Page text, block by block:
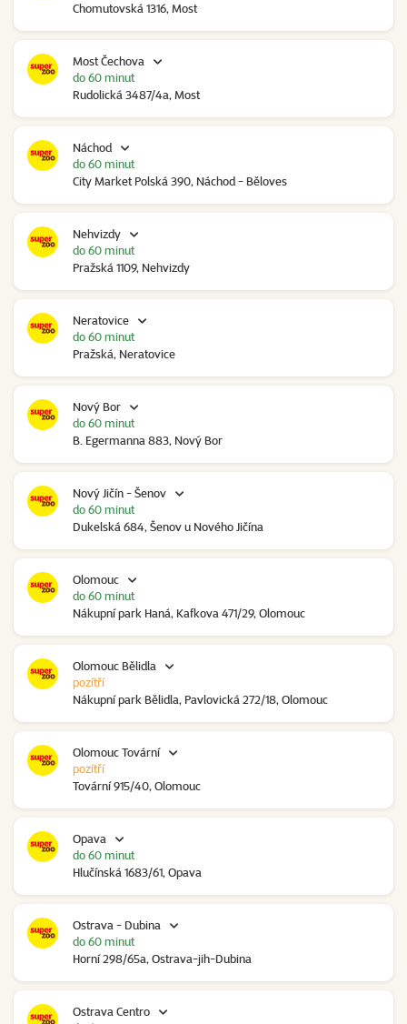
Chomutovská 1316, Most
Most Čechova
Rudolická 3487/4a, Most
do 60 minut
Náchod
City Market Polská 390, Náchod - Běloves
do 60 minut
Nehvizdy
Pražská 1109, Nehvizdy
do 60 minut
Neratovice
Pražská, Neratovice
do 60 minut
Nový Bor
B. Egermanna 883, Nový Bor
do 60 minut
Nový Jičín - Šenov
Dukelská 684, Šenov u Nového Jičína
do 60 minut
Olomouc
Nákupní park Haná, Kafkova 471/29, Olomouc
do 60 minut
Olomouc Bělidla
Nákupní park Bělidla, Pavlovická 272/18, Olomouc
pozítří
Olomouc Tovární
Tovární 915/40, Olomouc
pozítří
Opava
Hlučínská 1683/61, Opava
do 60 minut
Ostrava - Dubina
Horní 298/65a, Ostrava-jih-Dubina
do 60 minut
Ostrava Centro